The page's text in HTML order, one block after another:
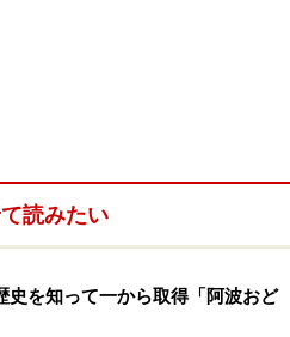
読みたい
史を知って一から取得「阿波おど